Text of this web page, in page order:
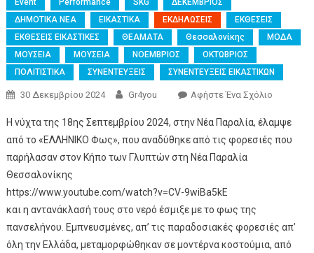
Event Performance SKG
ΔΕΚΕΜΒΡΙΟΣ
ΔΗΜΟΤΙΚΑ ΝΕΑ
ΕΙΚΑΣΤΙΚΑ ΕΚΔΗΛΩΣΕΙΣ
ΕΚΘΕΣΕΙΣ
ΕΚΘΕΣΕΙΣ ΕΙΚΑΣΤΙΚΕΣ
ΘΕΑΜΑΤΑ Θεσσαλονίκης
ΜΟΔΑ
ΜΟΥΣΕΙΑ
ΜΟΥΣΕΙΑ ΝΟΕΜΒΡΙΟΣ
ΟΚΤΩΒΡΙΟΣ
ΠΟΛΙΤΙΣΤΙΚΑ
ΣΥΝΕΝΤΕΥΞΕΙΣ ΣΥΝΕΝΤΕΥΞΕΙΣ ΕΙΚΑΣΤΙΚΩΝ
30 Δεκεμβρίου 2024 Gr4you Αφήστε Ένα Σχόλιο
Η νύχτα της 18ης Σεπτεμβρίου 2024, στην Νέα Παραλία, έλαμψε
από το «ΕΛΛΗΝΙΚΟ Φως», που αναδύθηκε από τις φορεσιές που
παρήλασαν στον Κήπο των Γλυπτών στη Νέα Παραλία
Θεσσαλονίκης
https://www.youtube.com/watch?v=CV-9wiBa5kE
και η αντανάκλασή τους στο νερό έσμιξε με το φως της
πανσελήνου. Εμπνευσμένες, απ’ τις παραδοσιακές φορεσιές απ’
όλη την Ελλάδα, μεταμορφώθηκαν σε μοντέρνα κοστούμια, από